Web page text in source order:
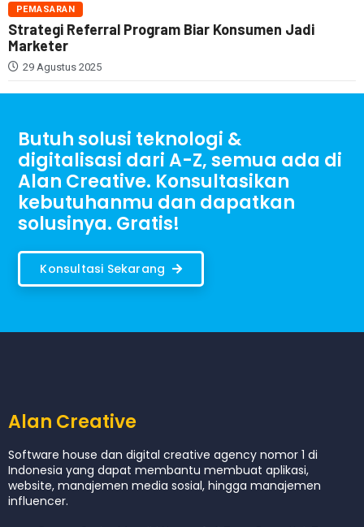
PEMASARAN
Strategi Referral Program Biar Konsumen Jadi
Marketer
29 Agustus 2025
Butuh solusi teknologi &
digitalisasi dari A-Z, semua ada di
Alan Creative. Konsultasikan
kebutuhanmu dan dapatkan
solusinya. Gratis!
Konsultasi Sekarang
Alan Creative
Software house dan digital creative agency nomor 1 di
Indonesia yang dapat membantu membuat aplikasi,
website, manajemen media sosial, hingga manajemen
influencer.